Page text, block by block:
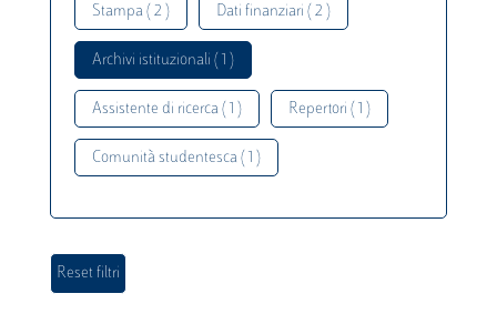
Stampa ( 2 ) Dati finanziari ( 2 )
Archivi istituzionali ( 1 )
Assistente di ricerca ( 1 ) Repertori ( 1 )
Comunità studentesca ( 1 )